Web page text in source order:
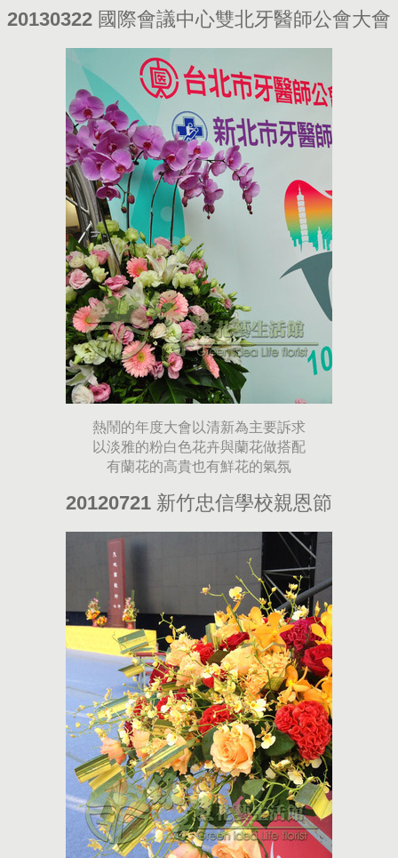
20130322 國際會議中心雙北牙醫師公會大會
熱鬧的年度大會以清新為主要訴求
以淡雅的粉白色花卉與蘭花做搭配
有蘭花的高貴也有鮮花的氣氛
20120721 新竹忠信學校親恩節